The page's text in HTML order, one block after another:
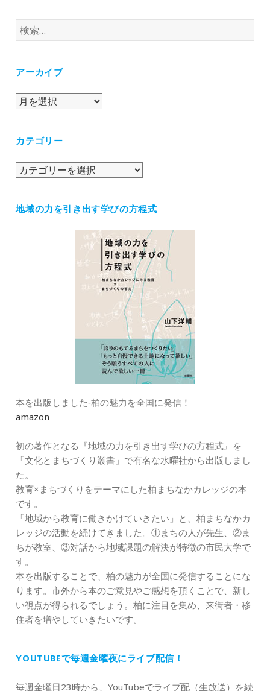
検
索:
アーカイブ
ア
イ
カテゴリー
カ
リ
地域の力を引き出す学びの方程式
本を出版しました‐柏の魅力を全国に発信！
amazon
初の著作となる『地域の力を引き出す学びの方程式』を
「文化とまちづくり叢書」で有名な水曜社から出版しまし
た。
教育×まちづくりをテーマにした柏まちなかカレッジの本
です。
「地域から教育に働きかけていきたい」と、柏まちなかカ
レッジの活動を続けてきました。①まちの人が先生、②ま
ちが教室、③対話から地域課題の解決が特徴の市民大学で
す。
本を出版することで、柏の魅力が全国に発信することにな
ります。市外から本のご意見やご感想を頂くことで、新し
い視点が得られるでしょう。柏に注目を集め、来街者・移
住者を増やしていきたいです。
YOUTUBEで毎週金曜夜にライブ配信！
毎週金曜日23時から、YouTubeでライブ配（生放送）を続